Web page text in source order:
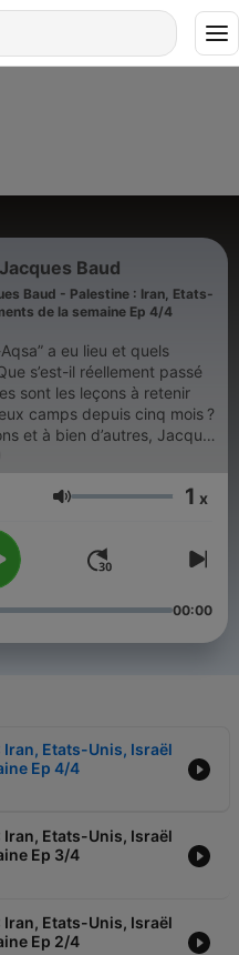
Baud
Baud - Palestine : Iran, Etats-
de la semaine Ep 4/4
a eu lieu et quels
s’est-il réellement passé
sont les leçons à retenir
camps depuis cinq mois ?
et à bien d’autres, Jacques
depuis son origine.
depuis 75 ans ?
entrent en collision
n’est pas de savoir pour
non-respect de ce droit par
que viendra la
et dépassionnée,
Volume 1 x
00:00
Etats-Unis, Israël
Ep 4/4
Etats-Unis, Israël
Ep 3/4
Etats-Unis, Israël
Ep 2/4